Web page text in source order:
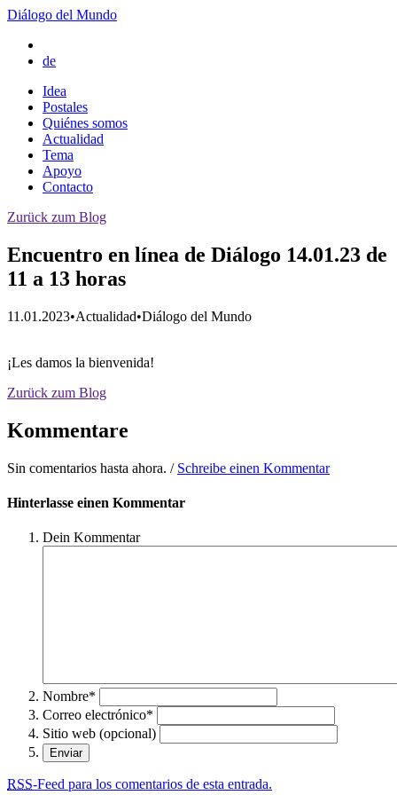
Diálogo del Mundo
de
Idea
Postales
Quiénes somos
Actualidad
Tema
Apoyo
Contacto
Zurück zum Blog
Encuentro en línea de Diálogo 14.01.23 de
11 a 13 horas
11.01.2023•Actualidad•Diálogo del Mundo
¡Les damos la bienvenida!
Zurück zum Blog
Kommentare
Sin comentarios hasta ahora. / Schreibe einen Kommentar
Hinterlasse einen Kommentar
Dein Kommentar
Nombre*
Correo electrónico*
Sitio web (opcional)
RSS-Feed para los comentarios de esta entrada.